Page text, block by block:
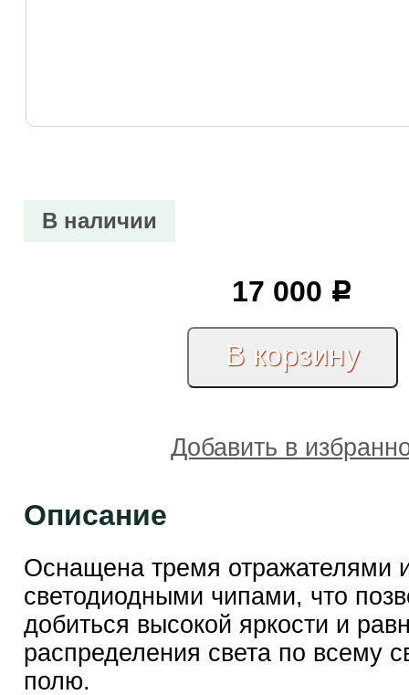
В наличии
17 000 Р
Добавить в
Описание
Оснащена тремя отражателями
светодиодными чипами, что
добиться высокой яркости и
распределения света по всему
полю.